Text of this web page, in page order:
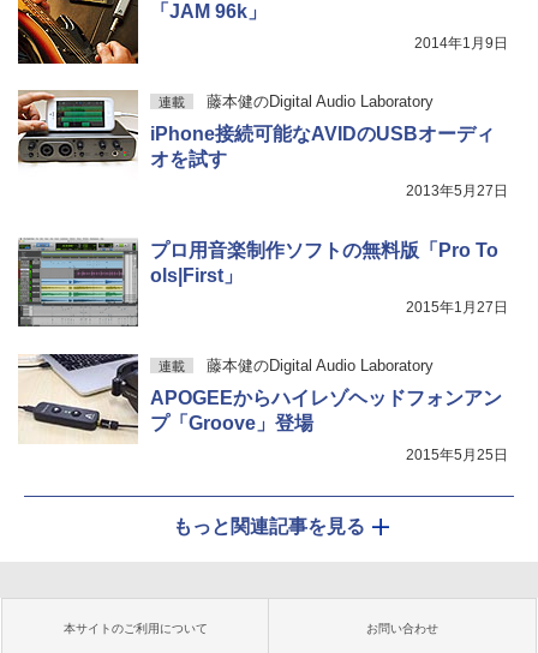
「JAM 96k」
2014年1月9日
連載 藤本健のDigital Audio Laboratory
iPhone接続可能なAVIDのUSBオーディ
オを試す
2013年5月27日
プロ用音楽制作ソフトの無料版「Pro To
ols|First」
2015年1月27日
連載 藤本健のDigital Audio Laboratory
APOGEEからハイレゾヘッドフォンアン
プ「Groove」登場
2015年5月25日
もっと関連記事を見る
本サイトのご利用について お問い合わせ